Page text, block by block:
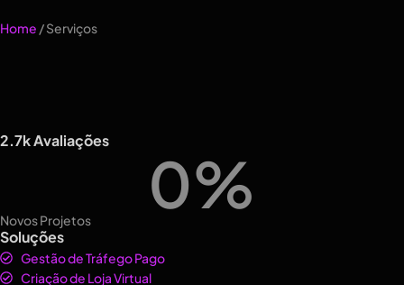
Home / Serviços
2.7k Avaliações
0%
Novos Projetos
Soluções
Gestão de Tráfego Pago
Criação de Loja Virtual